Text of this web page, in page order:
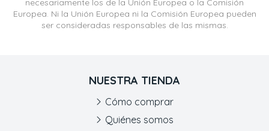
necesariamente los de la Unión Europea o la Comisión
Europea. Ni la Unión Europea ni la Comisión Europea pueden
ser consideradas responsables de las mismas.
NUESTRA TIENDA
Cómo comprar
Quiénes somos